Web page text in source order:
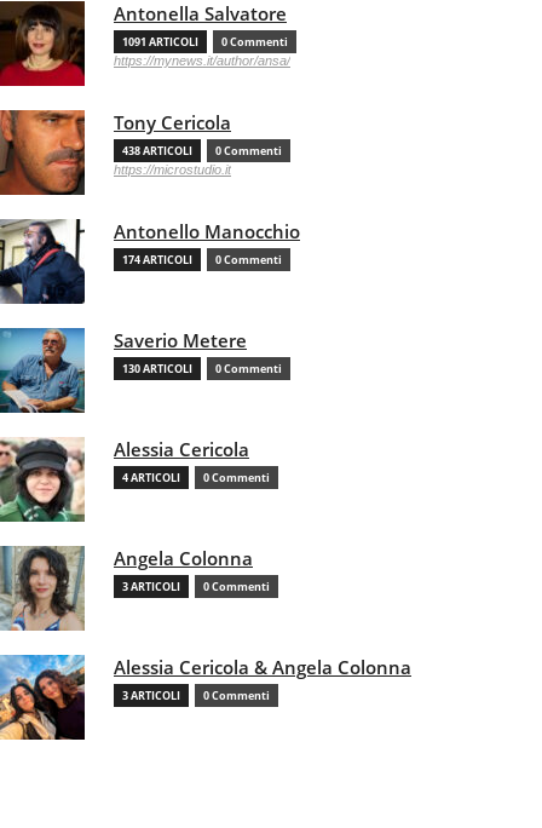
Antonella Salvatore
1091 ARTICOLI 0 Commenti
https://mynews.it/author/ansa/
Tony Cericola
438 ARTICOLI 0 Commenti
https://microstudio.it
Antonello Manocchio
174 ARTICOLI 0 Commenti
Saverio Metere
130 ARTICOLI 0 Commenti
Alessia Cericola
4 ARTICOLI 0 Commenti
Angela Colonna
3 ARTICOLI 0 Commenti
Alessia Cericola & Angela Colonna
3 ARTICOLI 0 Commenti